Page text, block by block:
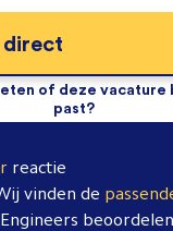
of deze vacature
past?
reactie
vinden de